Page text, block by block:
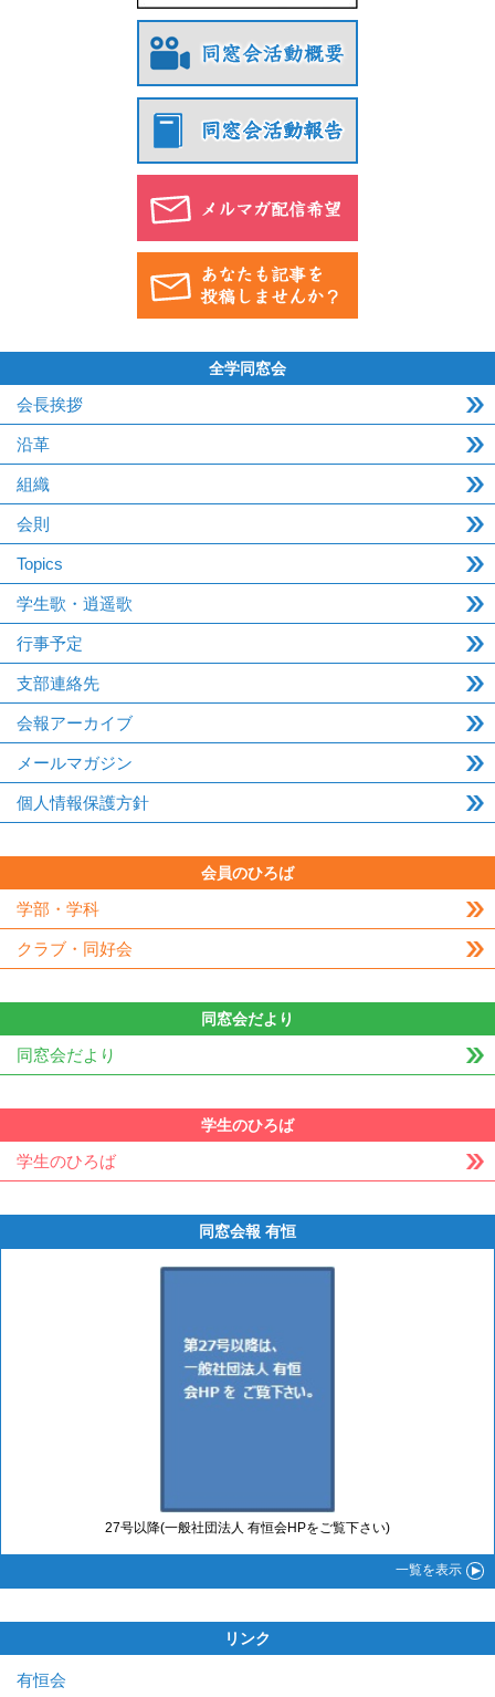
全学同窓会
会長挨拶
沿革
組織
会則
Topics
学生歌・逍遥歌
行事予定
支部連絡先
会報アーカイブ
メールマガジン
個人情報保護方針
会員のひろば
学部・学科
クラブ・同好会
同窓会だより
同窓会だより
学生のひろば
学生のひろば
同窓会報 有恒
27号以降(一般社団法人 有恒会HPをご覧下さい)
一覧を表示
リンク
有恒会